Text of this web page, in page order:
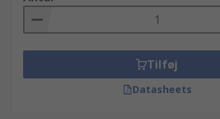
Tilføj
Datasheets